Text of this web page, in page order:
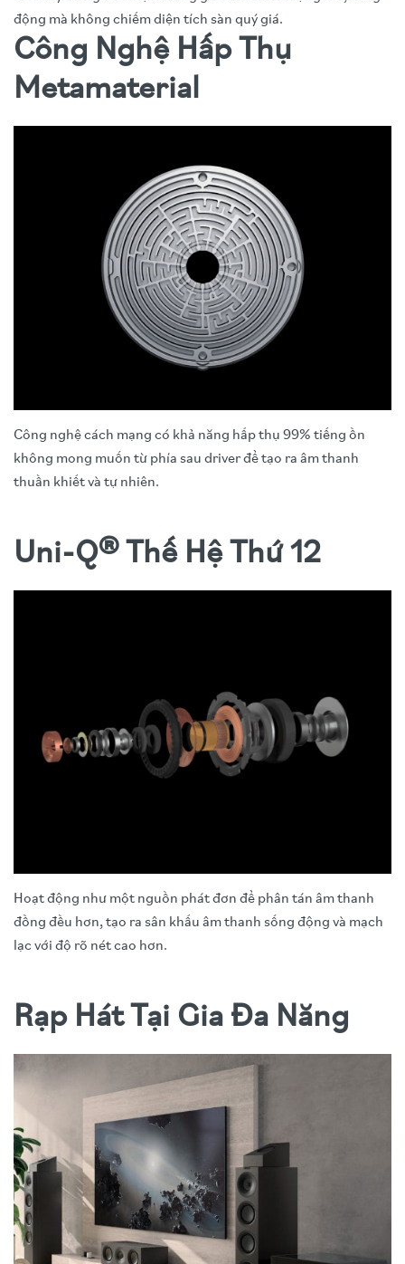
động mà không chiếm diện tích sàn quý giá.
Công Nghệ Hấp Thụ
Metamaterial
Công nghệ cách mạng có khả năng hấp thụ 99% tiếng ồn
không mong muốn từ phía sau driver để tạo ra âm thanh
thuần khiết và tự nhiên.
Uni-Q® Thế Hệ Thứ 12
Hoạt động như một nguồn phát đơn để phân tán âm thanh
đồng đều hơn, tạo ra sân khấu âm thanh sống động và mạch
lạc với độ rõ nét cao hơn.
Rạp Hát Tại Gia Đa Năng